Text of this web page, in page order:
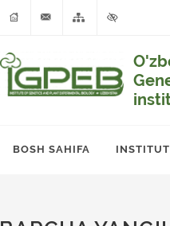
BOSH SAHIFA INSTITUT